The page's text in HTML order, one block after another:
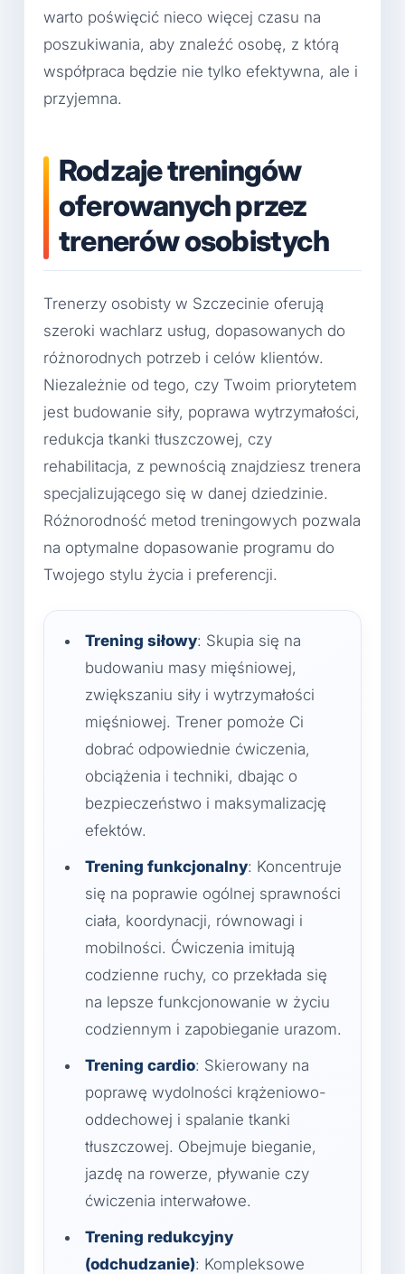
warto poświęcić nieco więcej czasu na
poszukiwania, aby znaleźć osobę, z którą
współpraca będzie nie tylko efektywna, ale i
przyjemna.
Rodzaje treningów
oferowanych przez
trenerów osobistych
Trenerzy osobisty w Szczecinie oferują
szeroki wachlarz usług, dopasowanych do
różnorodnych potrzeb i celów klientów.
Niezależnie od tego, czy Twoim priorytetem
jest budowanie siły, poprawa wytrzymałości,
redukcja tkanki tłuszczowej, czy
rehabilitacja, z pewnością znajdziesz trenera
specjalizującego się w danej dziedzinie.
Różnorodność metod treningowych pozwala
na optymalne dopasowanie programu do
Twojego stylu życia i preferencji.
Trening siłowy: Skupia się na
budowaniu masy mięśniowej,
zwiększaniu siły i wytrzymałości
mięśniowej. Trener pomoże Ci
dobrać odpowiednie ćwiczenia,
obciążenia i techniki, dbając o
bezpieczeństwo i maksymalizację
efektów.
Trening funkcjonalny: Koncentruje
się na poprawie ogólnej sprawności
ciała, koordynacji, równowagi i
mobilności. Ćwiczenia imitują
codzienne ruchy, co przekłada się
na lepsze funkcjonowanie w życiu
codziennym i zapobieganie urazom.
Trening cardio: Skierowany na
poprawę wydolności krążeniowo-
oddechowej i spalanie tkanki
tłuszczowej. Obejmuje bieganie,
jazdę na rowerze, pływanie czy
ćwiczenia interwałowe.
Trening redukcyjny
(odchudzanie): Kompleksowe